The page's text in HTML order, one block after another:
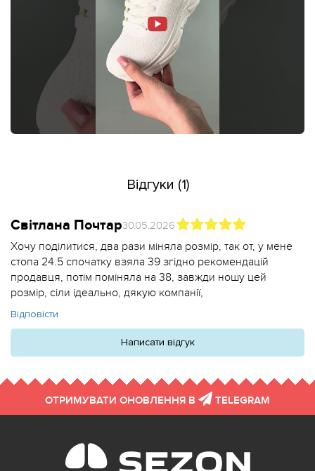
Відгуки (1)
Світлана Почтар30.05.2026
Хочу поділитися, два рази міняла розмір, так от, у мене
стопа 24.5 спочатку взяла 39 згідно рекомендацій
продавця, потім поміняла на 38, завжди ношу цей
розмір, сіли ідеально, дякую компанії,
Відповісти
Написати відгук
ОТРИМУВАТИ ОНОВЛЕННЯ В TELEGRAM